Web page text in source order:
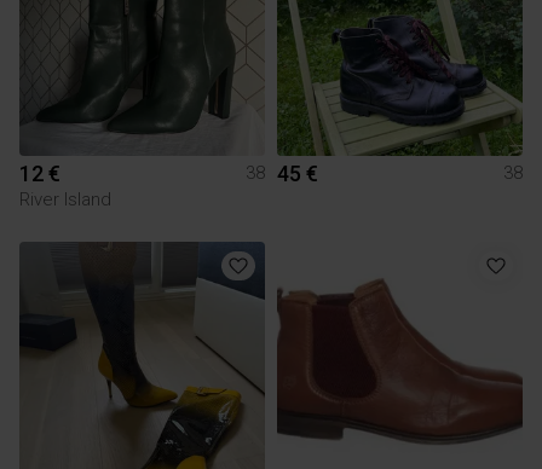
12 €
38
River Island
45 € 38